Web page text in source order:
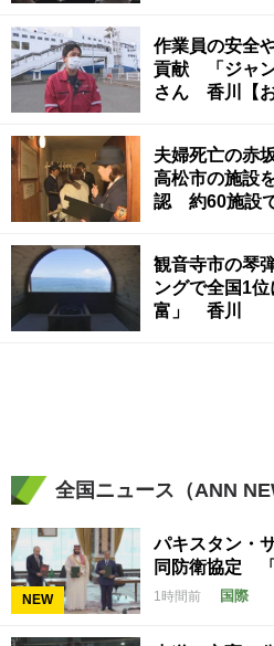
作業員の安全
貢献 「ジャ
さん 香川【お
夫婦死亡の赤
高松市の施設
認 約60施設
観音寺市の琴
ングで全国1
富」 香川
全国ニュース（ANN
NEW
パキスタン・
同防衛協定
1時間前 国際